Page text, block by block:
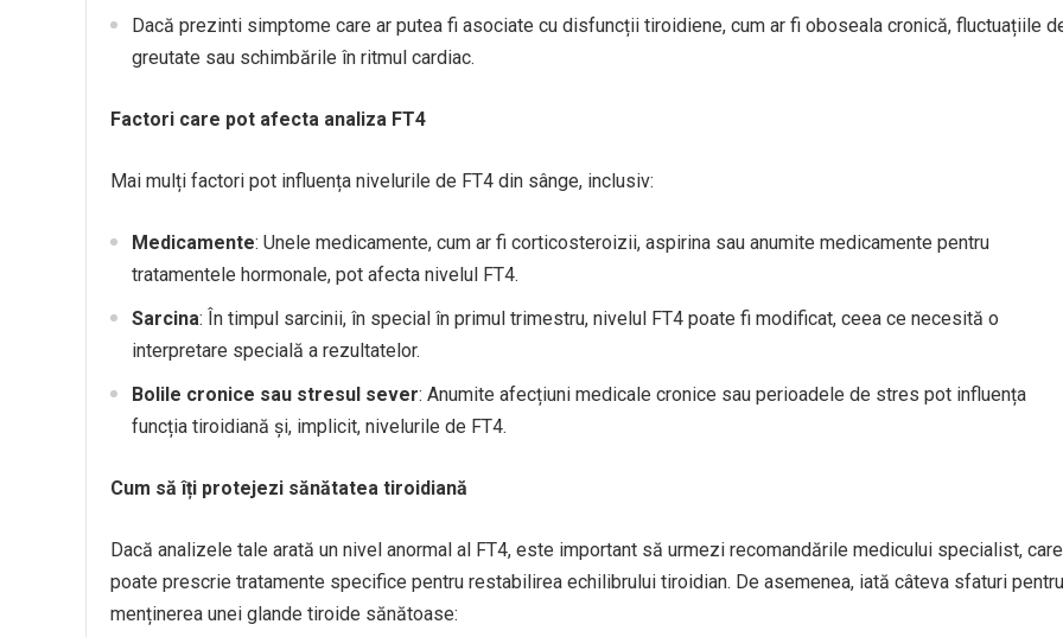
Dacă prezinti simptome care ar putea fi asociate cu disfuncții tiroidiene, cum ar fi oboseala cronică, fluctuațiile
greutate sau schimbările în ritmul cardiac.
Factori care pot afecta analiza FT4
Mai mulți factori pot influența nivelurile de FT4 din sânge, inclusiv:
Medicamente: Unele medicamente, cum ar fi corticosteroizii, aspirina sau anumite medicamente pentru
tratamentele hormonale, pot afecta nivelul FT4.
Sarcina: În timpul sarcinii, în special în primul trimestru, nivelul FT4 poate fi modificat, ceea ce necesită o
interpretare specială a rezultatelor.
Bolile cronice sau stresul sever: Anumite afecțiuni medicale cronice sau perioadele de stres pot influența
funcția tiroidiană și, implicit, nivelurile de FT4.
Cum să îți protejezi sănătatea tiroidiană
Dacă analizele tale arată un nivel anormal al FT4, este important să urmezi recomandările medicului specialist, care
poate prescrie tratamente specifice pentru restabilirea echilibrului tiroidian. De asemenea, iată câteva sfaturi pentru
menținerea unei glande tiroide sănătoase: